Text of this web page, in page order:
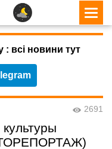
: всі новини тут
2691